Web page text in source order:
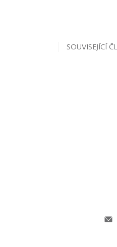
SOUVISEJÍCÍ